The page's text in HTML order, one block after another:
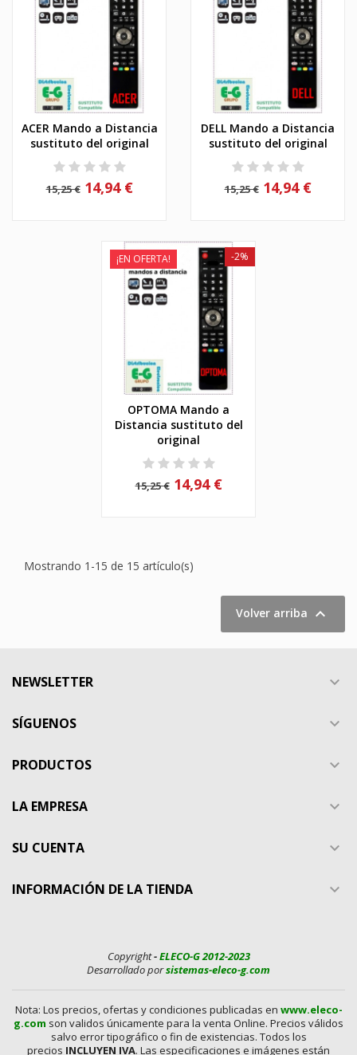
ACER Mando a Distancia
sustituto del original
15,25 € 14,94 €
DELL Mando a Distancia
sustituto del original
15,25 € 14,94 €
¡EN OFERTA!
OPTOMA Mando a
Distancia sustituto del
original
15,25 €
-2%
14,94 €
Mostrando 1-15 de 15 artículo(s)
Volver arriba 
NEWSLETTER 
SÍGUENOS 
PRODUCTOS 
LA EMPRESA 
SU CUENTA 
INFORMACIÓN DE LA TIENDA 
Copyright-ELECO-G 2012-2023
Desarrollado porsistemas-eleco-g.com
Nota: Los precios, ofertas y condiciones publicadas en www.eleco-
g.com son validos únicamente para la venta Online. Precios válidos
salvo error tipográfico o fin de existencias. Todos los
precios INCLUYEN IVA. Las especificaciones e imágenes están